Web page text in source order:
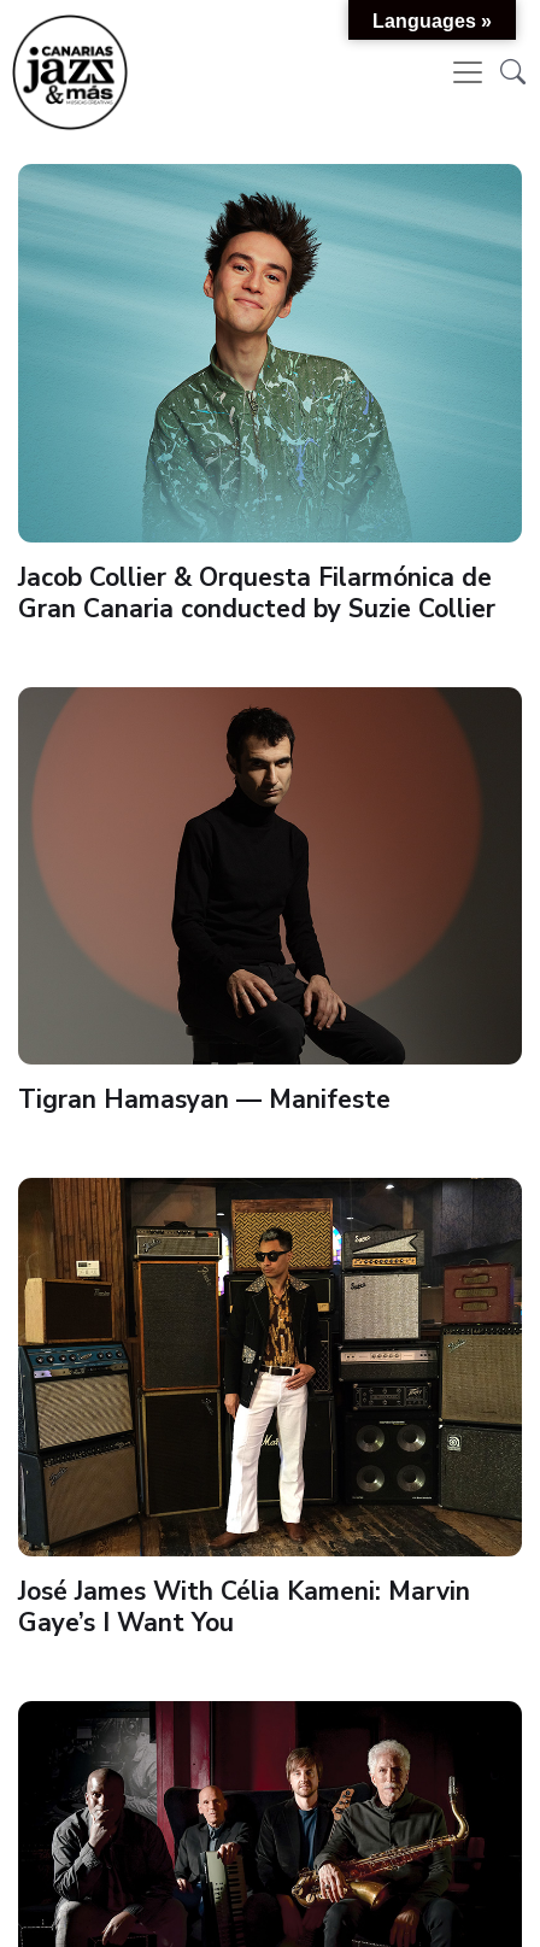
Jacob Collier & Orquesta Filarmónica de
Gran Canaria conducted by Suzie Collier
Tigran Hamasyan — Manifeste
José James With Célia Kameni: Marvin
Gaye’s I Want You
Languages »